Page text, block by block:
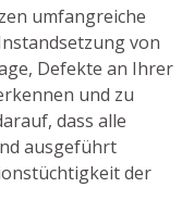
umfangreiche
von
Defekte an Ihrer
und zu
dass alle
ausgeführt
der